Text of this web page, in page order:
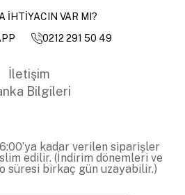
İHTİYACIN VAR MI?
0212 291 50 49
İletişim
Bilgileri
kadar verilen siparişler
edilir. (İndirim dönemleri ve
süresi birkaç gün uzayabilir.)